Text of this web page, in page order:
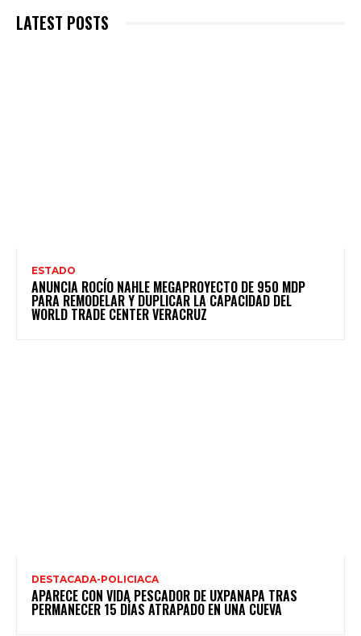
LATEST POSTS
ESTADO
ANUNCIA ROCÍO NAHLE MEGAPROYECTO DE 950 MDP
PARA REMODELAR Y DUPLICAR LA CAPACIDAD DEL
WORLD TRADE CENTER VERACRUZ
DESTACADA-POLICIACA
APARECE CON VIDA PESCADOR DE UXPANAPA TRAS
PERMANECER 15 DÍAS ATRAPADO EN UNA CUEVA